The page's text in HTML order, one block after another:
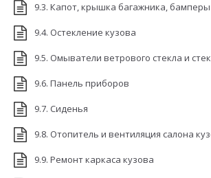
9.3. Капот, крышка багажника, бамперы
9.4. Остекление кузова
9.5. Омыватели ветрового стекла и
9.6. Панель приборов
9.7. Сиденья
9.8. Отопитель и вентиляция салона
9.9. Ремонт каркаса кузова